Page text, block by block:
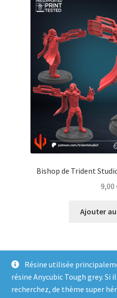
Résine utilisée
résine Anycubic Tough grey. Si
recherchez, de thème super
Bishop de Trident
9,00
Ajouter